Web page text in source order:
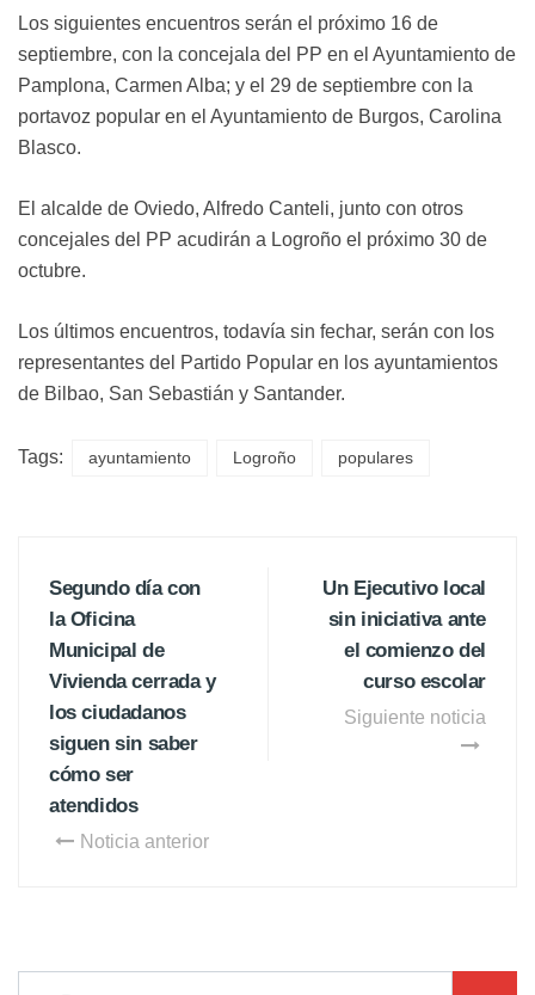
Los siguientes encuentros serán el próximo 16 de
septiembre, con la concejala del PP en el Ayuntamiento de
Pamplona, Carmen Alba; y el 29 de septiembre con la
portavoz popular en el Ayuntamiento de Burgos, Carolina
Blasco.
El alcalde de Oviedo, Alfredo Canteli, junto con otros
concejales del PP acudirán a Logroño el próximo 30 de
octubre.
Los últimos encuentros, todavía sin fechar, serán con los
representantes del Partido Popular en los ayuntamientos
de Bilbao, San Sebastián y Santander.
Tags: ayuntamiento Logroño populares
Segundo día con
la Oficina
Municipal de
Vivienda cerrada y
los ciudadanos
siguen sin saber
cómo ser
atendidos
Noticia anterior
Un Ejecutivo local
sin iniciativa ante
el comienzo del
curso escolar
Siguiente noticia